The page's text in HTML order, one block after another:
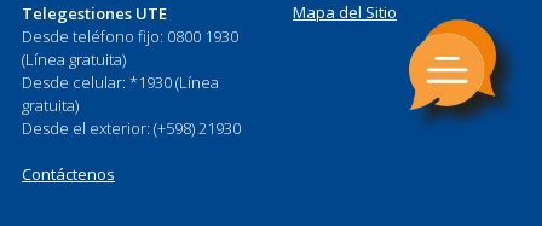
Telegestiones UTE
Desde teléfono fijo: 0800 1930
(Línea gratuita)
Desde celular: *1930 (Línea
gratuita)
Desde el exterior: (+598) 21930
Contáctenos
Mapa del Sitio